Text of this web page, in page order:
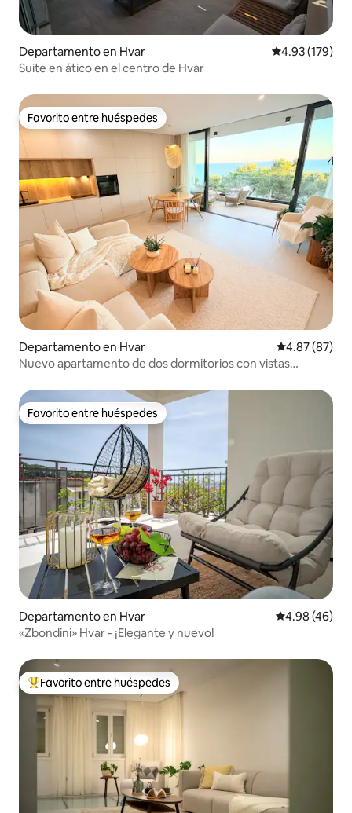
Departamento en Hvar Calificación
4.93 (179)
Suite en ático en el centro de Hvar
Favorito entre huéspedes
Favorito entre huéspedes
Departamento en Hvar Calificación
4.87 (87)
Nuevo apartamento de dos dormitorios con vistas
Favorito entre huéspedes
Favorito entre huéspedes
Departamento en Hvar Calificación
4.98 (46)
«Zbondini» Hvar - ¡Elegante y nuevo!
De los mejores en Favorito entre huéspedes
Favorito entre huéspedes